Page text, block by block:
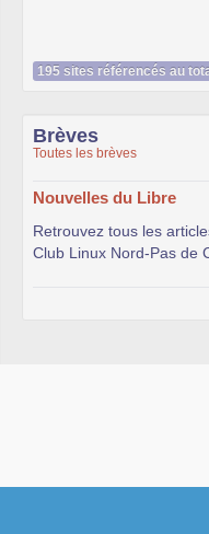
195 sites référencés au
Brèves
Toutes les brèves
Nouvelles du Libre
Retrouvez tous les
Club Linux Nord-Pas de